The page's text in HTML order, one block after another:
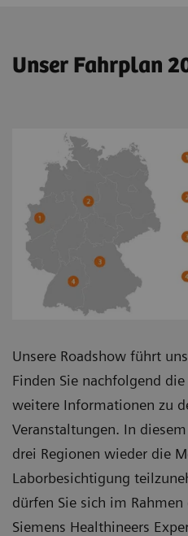
Unser Fahrplan
Unsere Roadshow führt
Finden Sie nachfolgend
weitere Informationen zu
Veranstaltungen. In
drei Regionen wieder die
Laborbesichtigung
dürfen Sie sich im Rahmen
Siemens Healthineers